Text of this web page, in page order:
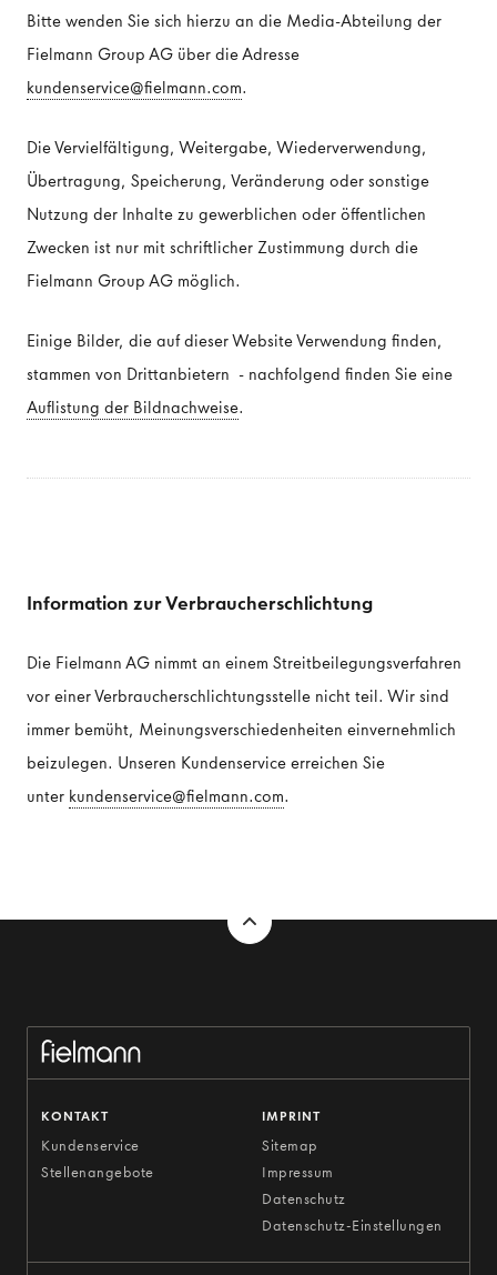
Bitte wenden Sie sich hierzu an die Media-Abteilung der
Fielmann Group AG über die Adresse
kundenservice@fielmann.com.
Die Vervielfältigung, Weitergabe, Wiederverwendung,
Übertragung, Speicherung, Veränderung oder sonstige
Nutzung der Inhalte zu gewerblichen oder öffentlichen
Zwecken ist nur mit schriftlicher Zustimmung durch die
Fielmann Group AG möglich.
Einige Bilder, die auf dieser Website Verwendung finden,
stammen von Drittanbietern - nachfolgend finden Sie eine
Auflistung der Bildnachweise.
Information zur Verbraucherschlichtung
Die Fielmann AG nimmt an einem Streitbeilegungsverfahren
vor einer Verbraucherschlichtungsstelle nicht teil. Wir sind
immer bemüht, Meinungsverschiedenheiten einvernehmlich
beizulegen. Unseren Kundenservice erreichen Sie
unter kundenservice@fielmann.com.
KONTAKT
Kundenservice
Stellenangebote
IMPRINT
Sitemap
Impressum
Datenschutz
Datenschutz-Einstellungen